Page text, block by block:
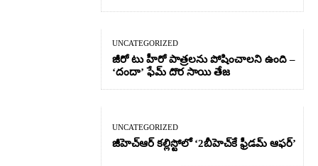
UNCATEGORIZED
జీరో టు హీరో పాత్రలను పోషించాలని ఉంది –
‘దందా’ ఫేమ్ దొర సాయి తేజ
UNCATEGORIZED
జీహెచ్ఆర్‌ కల్లిస్టోలో ‘2బీహెచ్‌కే ఫ్రీడమ్ ఆఫర్’